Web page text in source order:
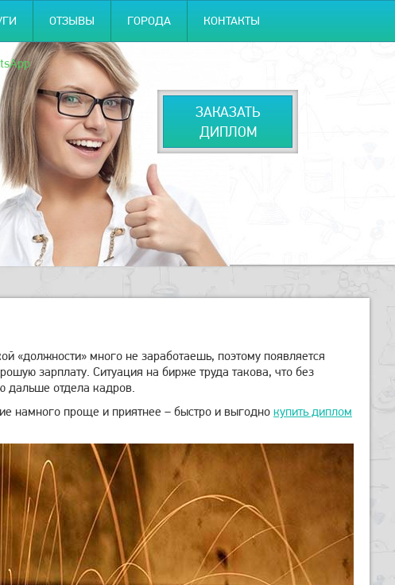
ОТЗЫВЫ ГОРОДА КОНТАКТЫ
ЗАКАЗАТЬ
ДИПЛОМ
«должности» много не заработаешь, поэтому появляется
зарплату. Ситуация на бирже труда такова, что без
дальше отдела кадров.
намного проще и приятнее – быстро и выгодно купить диплом